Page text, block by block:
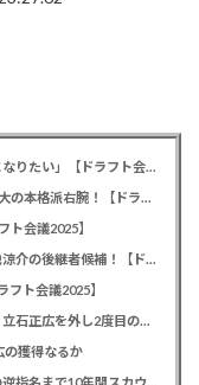
カープドラ6西川篤夢！「日本を代表する遊撃手になりたい」【ドラフト会議2025】
カープドラ5赤木晴哉！191cm最速153キロ！佛教大の本格派右腕！【ドラフト会議2025】
ト会議2025】
カープドラ3勝田成！近畿大163cmセカンド！菊池涼介の後継者候補！【ドラフト会議2025】
ト会議2025】
カープドラ1平川蓮！187cmのスイッチヒッター！立石正広を外し2度目の重複も新井監督がクジを引き当てる！【ドラフト会議2025】
の獲得なるか